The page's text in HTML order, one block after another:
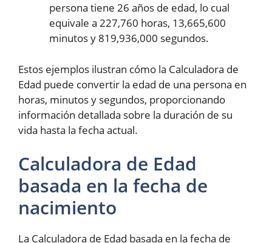
persona tiene 26 años de edad, lo cual
equivale a 227,760 horas, 13,665,600
minutos y 819,936,000 segundos.
Estos ejemplos ilustran cómo la Calculadora de
Edad puede convertir la edad de una persona en
horas, minutos y segundos, proporcionando
información detallada sobre la duración de su
vida hasta la fecha actual.
Calculadora de Edad
basada en la fecha de
nacimiento
La Calculadora de Edad basada en la fecha de